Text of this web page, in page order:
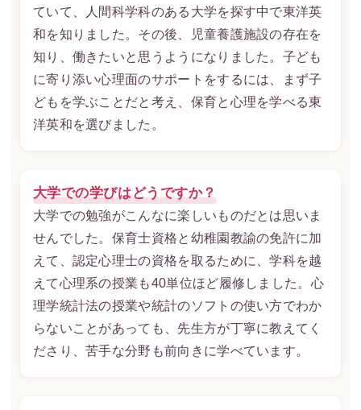
ていて、人間科学科のある大学を探す中で東洋英
和を知りました。その後、児童養護施設の存在を
知り、働きたいと思うようになりました。子ども
に寄り添い心理面のサポートをするには、まず子
どもを学ぶことだと考え、保育と心理を学べる東
洋英和を選びました。
大学での学びはどうですか？
大学での勉強がこんなに楽しいものだとは思いま
せんでした。保育士資格と幼稚園教諭の免許に加
えて、認定心理士の資格を取るために、学科を越
えて心理系の授業も40単位ほど履修しました。心
理学統計法の授業や統計のソフトの使い方でわか
らないことがあっても、先生方が丁寧に教えてく
ださり、苦手な分野も前向きに学べています。